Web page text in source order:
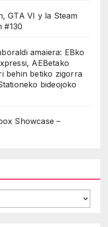
GTA VI y la Steam
#130
amaiera: EBko
AEBetako
behin betiko zigorra
bideojoko
Showcase –